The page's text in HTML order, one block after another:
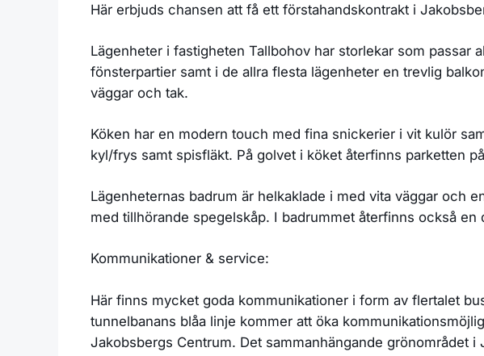
Här erbjuds chansen att få ett förstahandskontrakt i
Lägenheter i fastigheten Tallbohov har storlekar som passar
fönsterpartier samt i de allra flesta lägenheter en trevlig
väggar och tak.
Köken har en modern touch med fina snickerier i vit kulör
kyl/frys samt spisfläkt. På golvet i köket återfinns parketten
Lägenheternas badrum är helkaklade i med vita väggar och
med tillhörande spegelskåp. I badrummet återfinns också
Kommunikationer & service:
Här finns mycket goda kommunikationer i form av flertalet
tunnelbanans blåa linje kommer att öka
Jakobsbergs Centrum. Det sammanhängande grönområdet